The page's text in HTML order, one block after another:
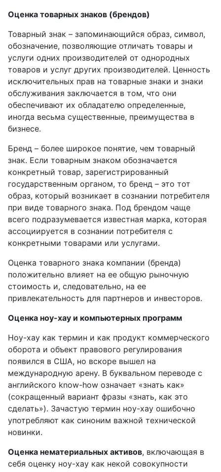
Оценка товарных знаков (брендов)
Товарный знак – запоминающийся образ, символ,
обозначение, позволяющие отличать товары и
услуги одних производителей от однородных
товаров и услуг других производителей. Ценность
исключительных прав на товарные знаки и знаки
обслуживания заключается в том, что они
обеспечивают их обладателю определенные,
иногда весьма существенные, преимущества в
бизнесе.
Бренд – более широкое понятие, чем товарный
знак. Если товарным знаком обозначается
конкретный товар, зарегистрированный
государственным органом, то бренд – это тот
образ, который возникает в сознании потребителя
при виде товарного знака. Под брендом чаще
всего подразумевается известная марка, которая
ассоциируется в сознании потребителя с
конкретными товарами или услугами.
Оценка товарного знака компании (бренда)
положительно влияет на ее общую рыночную
стоимость и, следовательно, на ее
привлекательность для партнеров и инвесторов.
Оценка ноу-хау и компьютерных программ
Ноу-хау как термин и как продукт коммерческого
оборота и объект правового регулирования
появился в США, но вскоре вышел на
международную арену. В буквальном переводе с
английского know-how означает «знать как»
(сокращенный вариант фразы «знать, как это
сделать»). Зачастую термин ноу-хау ошибочно
употребляют как синоним важной технической
новинки.
Оценка нематериальных активов, включающая в
себя оценку ноу-хау как некой совокупности